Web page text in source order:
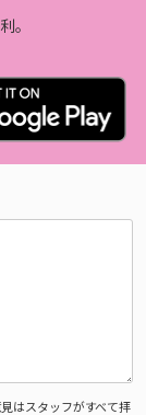
。
はスタッフがすべて拝